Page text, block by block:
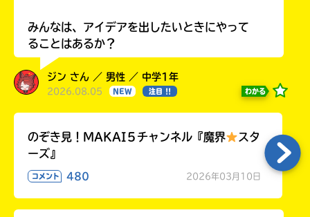
みんなは、アイデアを出したいときにやって
ることはあるか？
ジン さん ／ 男性 ／ 中学1年
2026.08.05 NEW 注目 !! わかる
のぞき見！MAKAI５チャンネル『魔界
スタ
ーズ』
コメント 480 2026年03月10日